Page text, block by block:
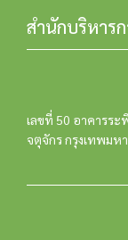
สำนักบริหาร
เลขที่ 50 อาคารระ
จตุจักร กรุงเทพมห